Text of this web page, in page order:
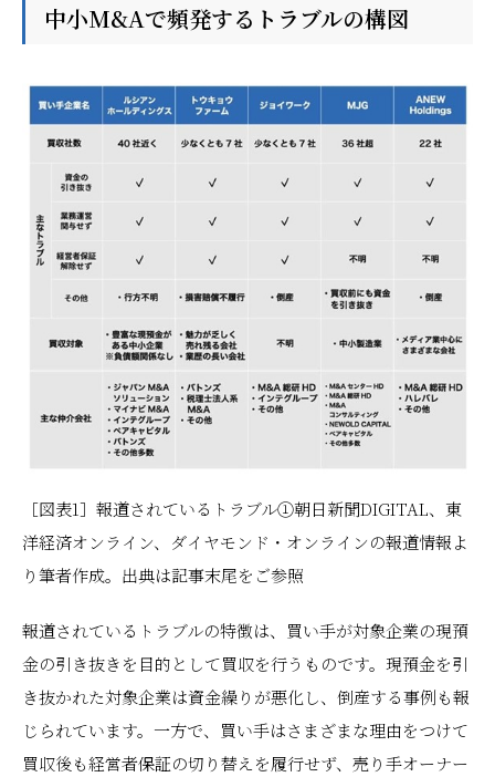
中小M&Aで頻発するトラブルの構図
［図表1］報道されているトラブル①朝日新聞DIGITAL、東
洋経済オンライン、ダイヤモンド・オンラインの報道情報よ
り筆者作成。出典は記事末尾をご参照
報道されているトラブルの特徴は、買い手が対象企業の現預
金の引き抜きを目的として買収を行うものです。現預金を引
き抜かれた対象企業は資金繰りが悪化し、倒産する事例も報
じられています。一方で、買い手はさまざまな理由をつけて
買収後も経営者保証の切り替えを履行せず、売り手オーナー